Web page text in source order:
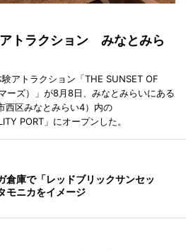
トラクション みなとみら
アトラクション「THE SUNSET OF
ーズ）」が8月8日、みなとみらいにある
西区みなとみらい4）内の
PORT」にオープンした。
倉庫で「レッドブリックサンセッ
モニカをイメージ